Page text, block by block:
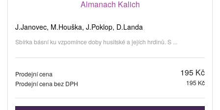
Almanach Kalich
J.Janovec, M.Houška, J.Poklop, D.Landa
Sbírka básní ku vzpomínce doby husitské a jejích hrdinů. S ...
Prodejní cena 195 Kč
Prodejní cena bez DPH 195 Kč